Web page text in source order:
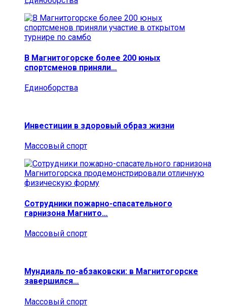
В Магнитогорске более 200 юных
спортсменов приняли…
Единоборства
Инвестиции в здоровый образ жизни
Массовый спорт
Сотрудники пожарно-спасательного
гарнизона Магнито…
Массовый спорт
Мундиаль по-абзаковски: в Магнитогорске
завершился…
Массовый спорт